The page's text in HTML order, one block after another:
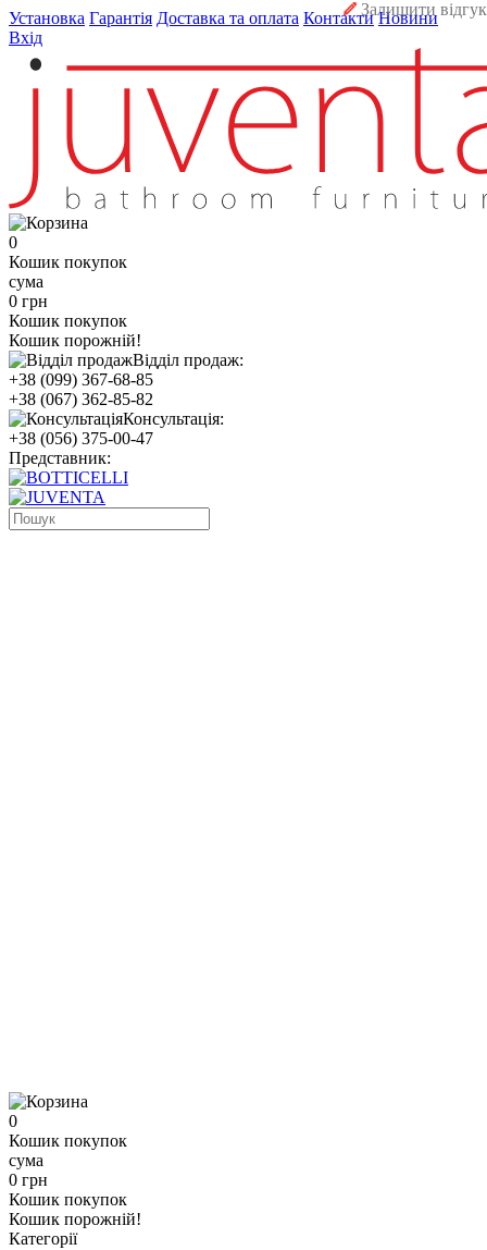
Установка Гарантія Доставка та оплата Контакти Новини
Вхід
0
Кошик покупок
сума
0 грн
Кошик покупок
Кошик порожній!
Відділ продаж:
+38 (099) 367-68-85
+38 (067) 362-85-82
Консультація:
+38 (056) 375-00-47
Представник:
0
Кошик покупок
сума
0 грн
Кошик покупок
Кошик порожній!
Категорії
Залишити відгук